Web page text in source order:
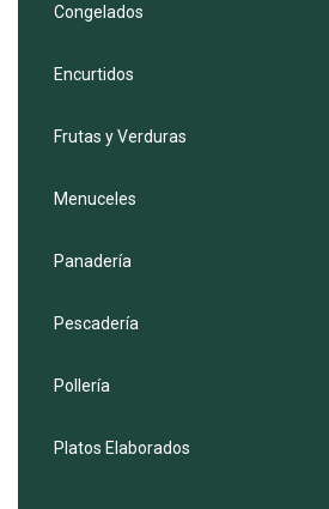
Congelados
Encurtidos
Frutas y Verduras
Menuceles
Panadería
Pescadería
Pollería
Platos Elaborados